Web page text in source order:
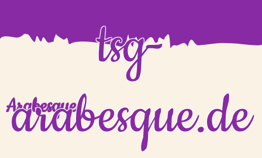
tsg-
arabesque.de
Arabesque